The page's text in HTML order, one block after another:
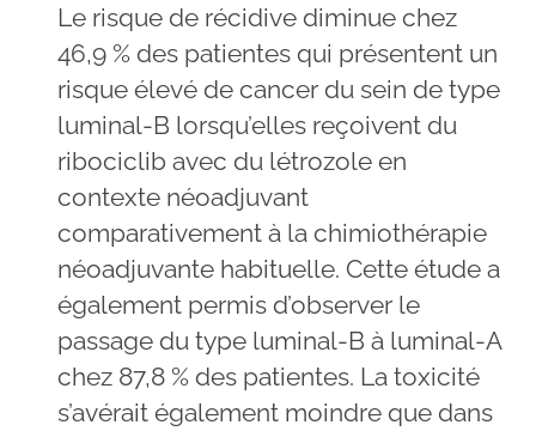
Le risque de récidive diminue chez
46,9 % des patientes qui présentent un
risque élevé de cancer du sein de type
luminal-B lorsqu’elles reçoivent du
ribociclib avec du létrozole en
contexte néoadjuvant
comparativement à la chimiothérapie
néoadjuvante habituelle. Cette étude a
également permis d’observer le
passage du type luminal-B à luminal-A
chez 87,8 % des patientes. La toxicité
s’avérait également moindre que dans